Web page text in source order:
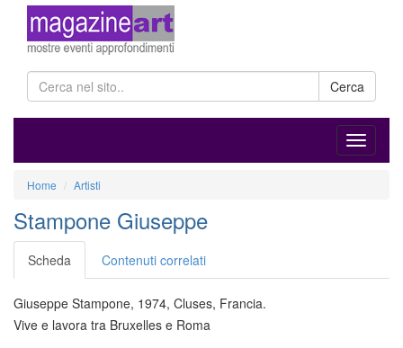
Cerca
Home Artisti
Stampone Giuseppe
Scheda Contenuti correlati
Giuseppe Stampone, 1974, Cluses, Francia.
Vive e lavora tra Bruxelles e Roma